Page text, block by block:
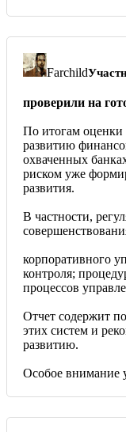
Farchild
проверили на
По итогам оценки
развитию
охваченных
риском уже
развития.
В частности,
корпоративного
контроля;
процессов
Отчет содержит
этих систем и
развитию.
Особое внимание